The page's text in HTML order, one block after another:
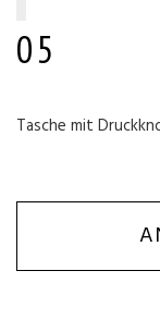
05
Tasche mit